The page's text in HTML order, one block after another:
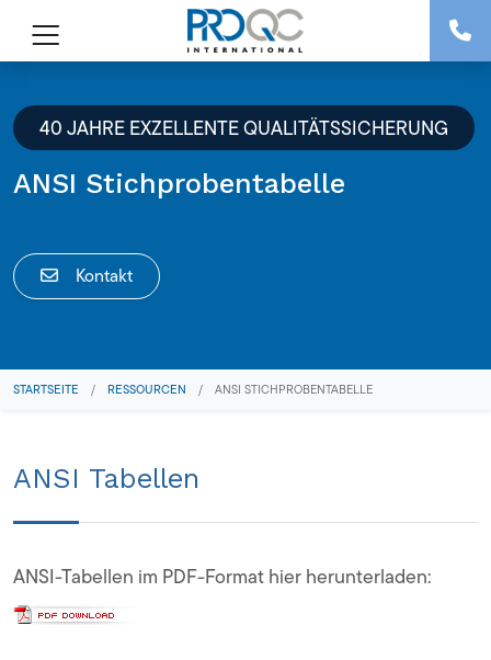
40 JAHRE EXZELLENTE QUALITÄTSSICHERUNG
ANSI Stichprobentabelle
Kontakt
STARTSEITE / RESSOURCEN / ANSI STICHPROBENTABELLE
ANSI Tabellen
ANSI-Tabellen im PDF-Format hier herunterladen: